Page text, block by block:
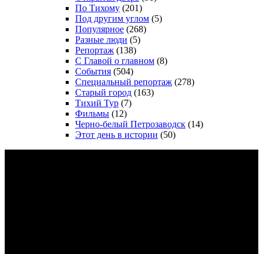
По Тихому (201)
Под другим углом (5)
Популярное (268)
Разные люди (5)
Репортаж (138)
С Главой о главном (8)
События (504)
Специальный репортаж (278)
Старый город (163)
Тихий Тур (7)
Фильмы (12)
Черно-белый Петрозаводск (14)
Этот день в истории (50)